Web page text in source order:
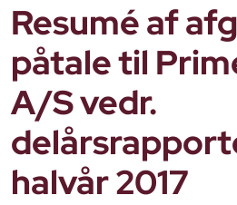
Resumé af
påtale til
A/S vedr.
halvår 2017